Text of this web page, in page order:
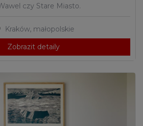
czy Stare Miasto.
Kraków, małopolskie
Zobrazit detaily